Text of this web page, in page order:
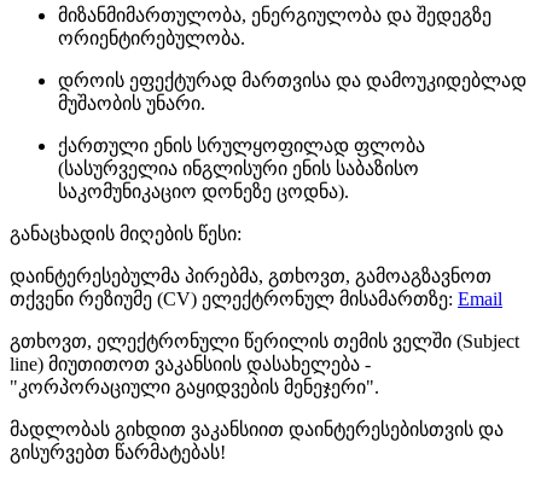
მიზანმიმართულობა, ენერგიულობა და შედეგზე
ორიენტირებულობა.
დროის ეფექტურად მართვისა და დამოუკიდებლად
მუშაობის უნარი.
ქართული ენის სრულყოფილად ფლობა
(სასურველია ინგლისური ენის საბაზისო
საკომუნიკაციო დონეზე ცოდნა).
განაცხადის მიღების წესი:
დაინტერესებულმა პირებმა, გთხოვთ, გამოაგზავნოთ
თქვენი რეზიუმე (CV) ელექტრონულ მისამართზე: Email
გთხოვთ, ელექტრონული წერილის თემის ველში (Subject
line) მიუთითოთ ვაკანსიის დასახელება -
"კორპორაციული გაყიდვების მენეჯერი".
მადლობას გიხდით ვაკანსიით დაინტერესებისთვის და
გისურვებთ წარმატებას!